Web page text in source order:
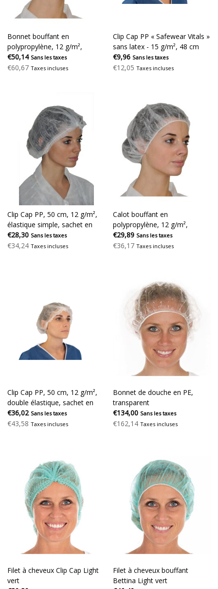
Bonnet bouffant en
polypropylène, 12 g/m²,
élastique simple
€50,14 Sans les taxes
€60,67 Taxes incluses
Clip Cap PP « Safewear Vitals »
sans latex - 15 g/m², 48 cm
€9,96 Sans les taxes
€12,05 Taxes incluses
Clip Cap PP, 50 cm, 12 g/m²,
élastique simple, sachet en
polyéthylène
€28,30 Sans les taxes
€34,24 Taxes incluses
Calot bouffant en
polypropylène, 12 g/m²,
élastique simple, 53 cm, 500
pièces
€29,89 Sans les taxes
€36,17 Taxes incluses
Clip Cap PP, 50 cm, 12 g/m²,
double élastique, sachet en
polyéthylène de 1 000 pièces
€36,02 Sans les taxes
€43,58 Taxes incluses
Bonnet de douche en PE,
transparent
€134,00 Sans les taxes
€162,14 Taxes incluses
Filet à cheveux Clip Cap Light
vert
Filet à cheveux bouffant
Bettina Light vert